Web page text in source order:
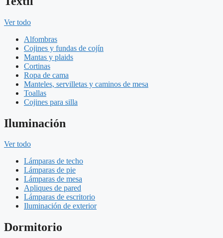
Ver todo
Alfombras
Cojines y fundas de cojín
Mantas y plaids
Cortinas
Ropa de cama
Manteles, servilletas y caminos de mesa
Toallas
Cojines para silla
Iluminación
Ver todo
Lámparas de techo
Lámparas de pie
Lámparas de mesa
Apliques de pared
Lámparas de escritorio
Iluminación de exterior
Dormitorio